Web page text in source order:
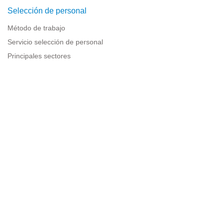
Selección de personal
Método de trabajo
Servicio selección de personal
Principales sectores